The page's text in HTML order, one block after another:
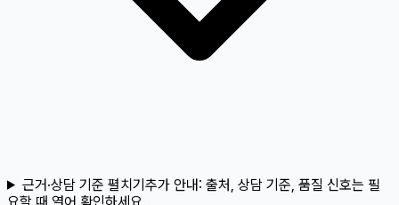
근거·상담 기준 펼치기추가 안내: 출처, 상담 기준, 품질 신호는 필